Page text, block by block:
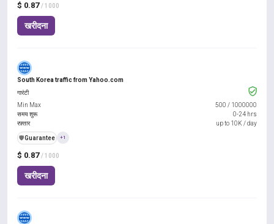
$ 0.87 / 1000
खरीदना
South Korea traffic from Yahoo.com
$ 0.87 / 1000
खरीदना
गारंटी
Min Max
500 / 1000000
समय शुरू
0-24 hrs
रफ़्तार
up to 10K / day
️🛡️Guarantee +1